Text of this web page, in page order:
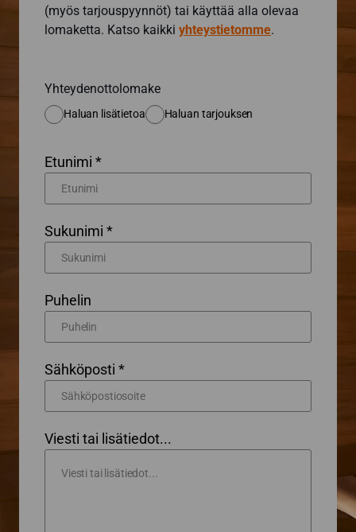
(myös tarjouspyynnöt) tai käyttää alla olevaa
lomaketta. Katso kaikki yhteystietomme.
Yhteydenottolomake
Haluan lisätietoa Haluan tarjouksen
Etunimi *
Sukunimi *
Puhelin
Sähköposti *
Viesti tai lisätiedot...